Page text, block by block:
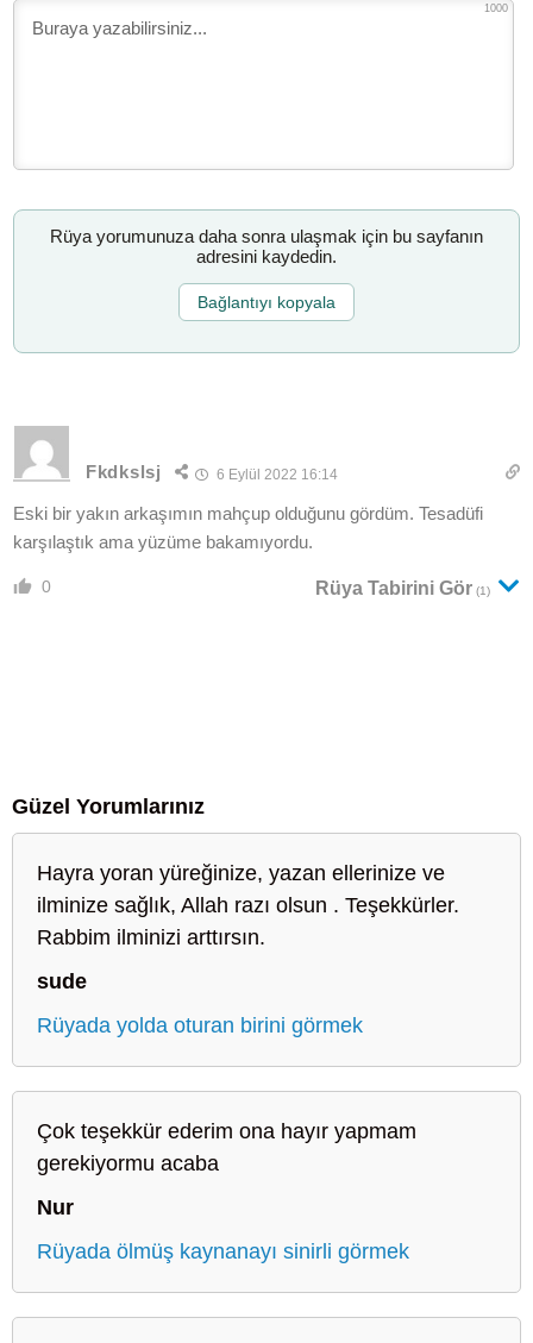
1000
Rüya yorumunuza daha sonra ulaşmak için bu sayfanın
adresini kaydedin.
Bağlantıyı kopyala
Fkdkslsj 6 Eylül 2022 16:14
Eski bir yakın arkaşımın mahçup olduğunu gördüm. Tesadüfi
karşılaştık ama yüzüme bakamıyordu.
0 Rüya Tabirini Gör (1)
Güzel Yorumlarınız
Hayra yoran yüreğinize, yazan ellerinize ve
ilminize sağlık, Allah razı olsun . Teşekkürler.
Rabbim ilminizi arttırsın.
sude
Rüyada yolda oturan birini görmek
Çok teşekkür ederim ona hayır yapmam
gerekiyormu acaba
Nur
Rüyada ölmüş kaynanayı sinirli görmek